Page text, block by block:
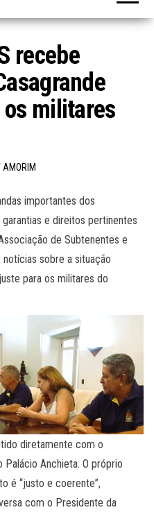
recebe
os militares
AMORIM
importantes dos
e direitos pertinentes
de Subtenentes e
sobre a situação
para os militares do
diretamente com o
Palácio Anchieta. O próprio
é “justo e coerente”,
com o Presidente da